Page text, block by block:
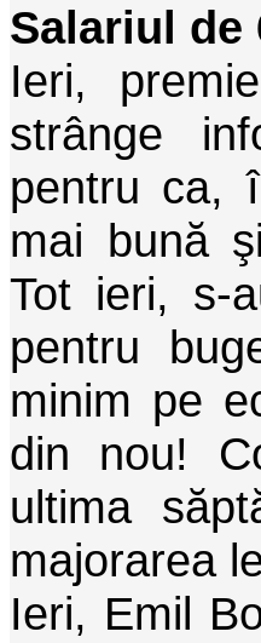
Salariul de
Ieri,
strânge
pentru ca,
mai bună
Tot ieri, s-
pentru
minim pe
din nou!
ultima
majorarea
Ieri, Emil